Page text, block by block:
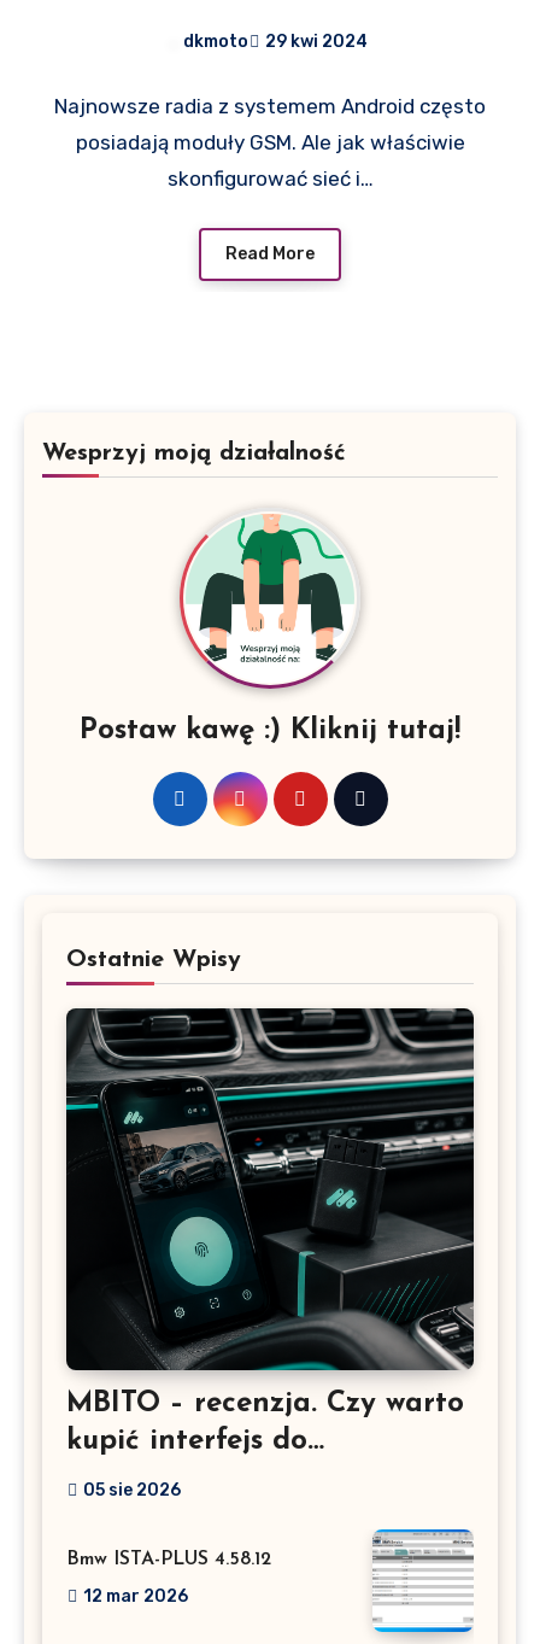
dkmoto 29 kwi 2024
Najnowsze radia z systemem Android często
posiadają moduły GSM. Ale jak właściwie
skonfigurować sieć i…
Read More
Wesprzyj moją działalność
Postaw kawę :) Kliknij tutaj!
Ostatnie Wpisy
MBITO – recenzja. Czy warto
kupić interfejs do
Mercedesa? Test, opinia i
05 sie 2026
Bmw ISTA-PLUS 4.58.12
12 mar 2026